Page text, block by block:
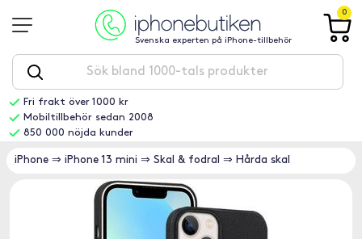
Svenska experten på iPhone-tillbehör
0
Fri frakt över 1000 kr
Mobiltillbehör sedan 2008
850 000 nöjda kunder
iPhone ⇒ iPhone 13 mini ⇒ Skal & fodral ⇒ Hårda skal